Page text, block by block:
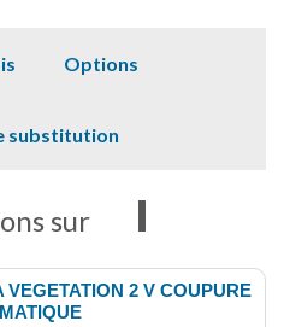
Options
substitution
sur
2 V COUPURE